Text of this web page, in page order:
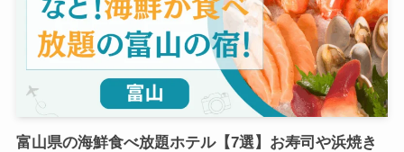
富山県の海鮮食べ放題ホテル【7選】お寿司や浜焼き